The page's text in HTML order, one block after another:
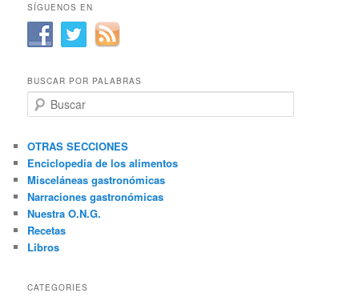
SÍGUENOS EN
BUSCAR POR PALABRAS
u
c
a
r
OTRAS SECCIONES
Enciclopedia de los alimentos
Misceláneas gastronómicas
Narraciones gastronómicas
Nuestra O.N.G.
Recetas
Libros
CATEGORIES